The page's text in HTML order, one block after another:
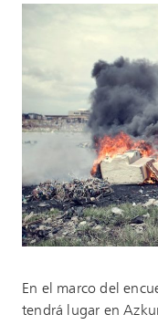
En el marco del
tendrá lugar en